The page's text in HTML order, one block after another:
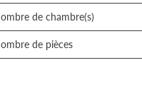
Nombre de chambre(s)
Nombre de pièces